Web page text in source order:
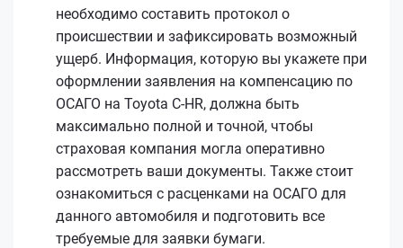
необходимо составить протокол о
происшествии и зафиксировать возможный
ущерб. Информация, которую вы укажете при
оформлении заявления на компенсацию по
ОСАГО на Toyota C-HR, должна быть
максимально полной и точной, чтобы
страховая компания могла оперативно
рассмотреть ваши документы. Также стоит
ознакомиться с расценками на ОСАГО для
данного автомобиля и подготовить все
требуемые для заявки бумаги.